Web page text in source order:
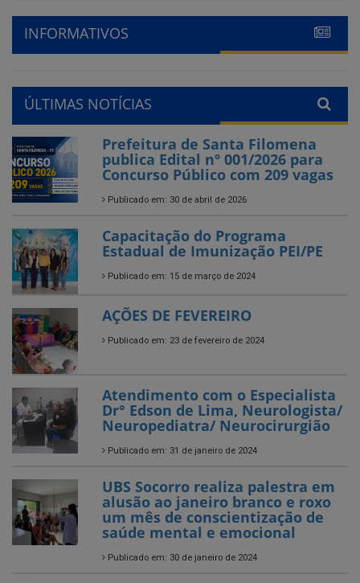
INFORMATIVOS
ÚLTIMAS NOTÍCIAS
Prefeitura de Santa Filomena
publica Edital nº 001/2026 para
Concurso Público com 209 vagas
Publicado em: 30 de abril de 2026
Capacitação do Programa
Estadual de Imunização PEI/PE
Publicado em: 15 de março de 2024
AÇÕES DE FEVEREIRO
Publicado em: 23 de fevereiro de 2024
Atendimento com o Especialista
Dr° Edson de Lima, Neurologista/
Neuropediatra/ Neurocirurgião
Publicado em: 31 de janeiro de 2024
UBS Socorro realiza palestra em
alusão ao janeiro branco e roxo
um mês de conscientização de
saúde mental e emocional
Publicado em: 30 de janeiro de 2024